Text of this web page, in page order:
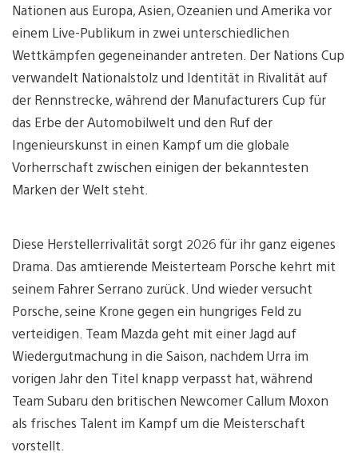
Nationen aus Europa, Asien, Ozeanien und Amerika vor
einem Live-Publikum in zwei unterschiedlichen
Wettkämpfen gegeneinander antreten. Der Nations Cup
verwandelt Nationalstolz und Identität in Rivalität auf
der Rennstrecke, während der Manufacturers Cup für
das Erbe der Automobilwelt und den Ruf der
Ingenieurskunst in einen Kampf um die globale
Vorherrschaft zwischen einigen der bekanntesten
Marken der Welt steht.
Diese Herstellerrivalität sorgt 2026 für ihr ganz eigenes
Drama. Das amtierende Meisterteam Porsche kehrt mit
seinem Fahrer Serrano zurück. Und wieder versucht
Porsche, seine Krone gegen ein hungriges Feld zu
verteidigen. Team Mazda geht mit einer Jagd auf
Wiedergutmachung in die Saison, nachdem Urra im
vorigen Jahr den Titel knapp verpasst hat, während
Team Subaru den britischen Newcomer Callum Moxon
als frisches Talent im Kampf um die Meisterschaft
vorstellt.